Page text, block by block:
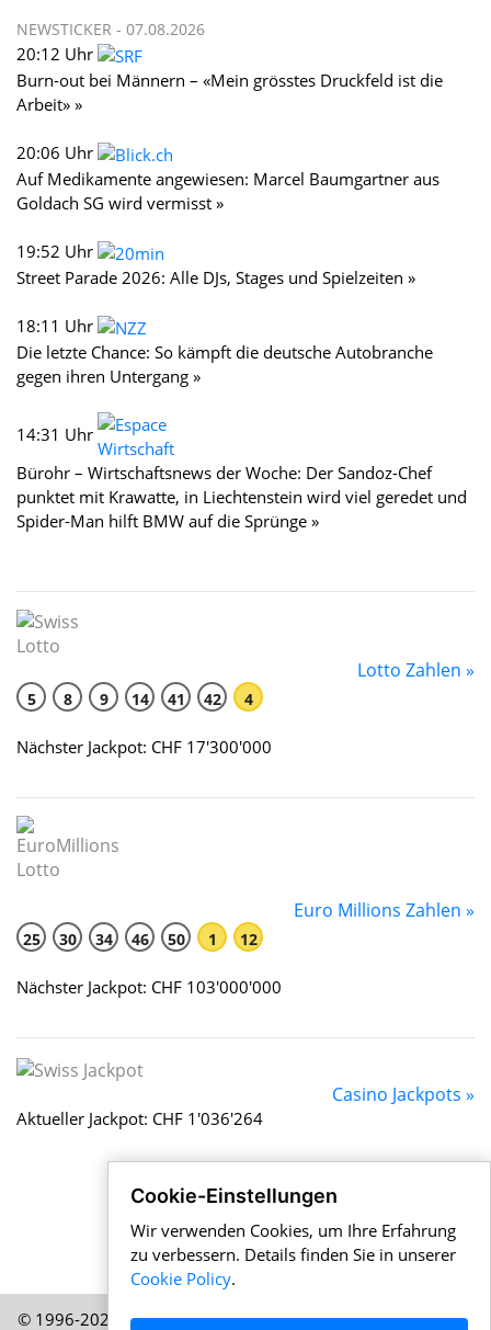
NEWSTICKER - 07.08.2026
20:12 Uhr
Burn-out bei Männern – «Mein grösstes Druckfeld ist die
Arbeit» »
20:06 Uhr
Auf Medikamente angewiesen: Marcel Baumgartner aus
Goldach SG wird vermisst »
19:52 Uhr
Street Parade 2026: Alle DJs, Stages und Spielzeiten »
18:11 Uhr
Die letzte Chance: So kämpft die deutsche Autobranche
gegen ihren Untergang »
14:31 Uhr
Bürohr – Wirtschaftsnews der Woche: Der Sandoz-Chef
punktet mit Krawatte, in Liechtenstein wird viel geredet und
Spider-Man hilft BMW auf die Sprünge »
Lotto Zahlen »
5 8 9 14 41 42 4
Nächster Jackpot: CHF 17'300'000
Euro Millions Zahlen »
25 30 34 46 50 1 12
Nächster Jackpot: CHF 103'000'000
Casino Jackpots »
Aktueller Jackpot: CHF 1'036'264
© 1996-2026 Schweizernews.de – Eine Publikation der HELP
Cookie-Einstellungen
Wir verwenden Cookies, um Ihre Erfahrung
zu verbessern. Details finden Sie in unserer
Cookie Policy.